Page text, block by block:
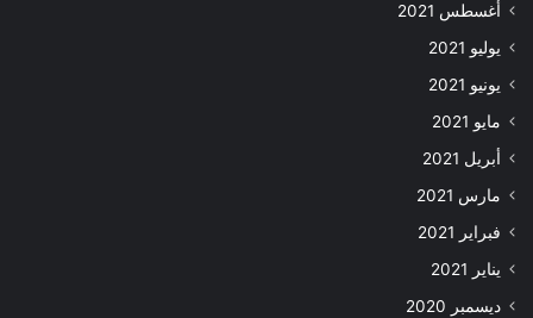
أغسطس 2021
يوليو 2021
يونيو 2021
مايو 2021
أبريل 2021
مارس 2021
فبراير 2021
يناير 2021
ديسمبر 2020